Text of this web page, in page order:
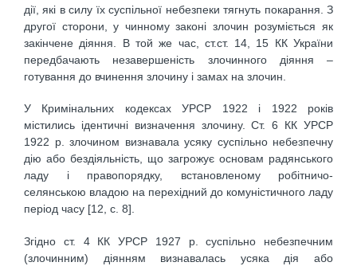
дії, які в силу їх суспільної небезпеки тягнуть покарання. З
другої сторони, у чинному законі злочин розуміється як
закінчене діяння. В той же час, ст.ст. 14, 15 КК України
передбачають незавершеність злочинного діяння –
готування до вчинення злочину і замах на злочин.
У Кримінальних кодексах УРСР 1922 і 1922 років
містились ідентичні визначення злочину. Ст. 6 КК УРСР
1922 р. злочином визнавала усяку суспільно небезпечну
дію або бездіяльність, що загрожує основам радянського
ладу і правопорядку, встановленому робітничо-
селянською владою на перехідний до комуністичного ладу
період часу [12, с. 8].
Згідно ст. 4 КК УРСР 1927 р. суспільно небезпечним
(злочинним) діянням визнавалась усяка дія або